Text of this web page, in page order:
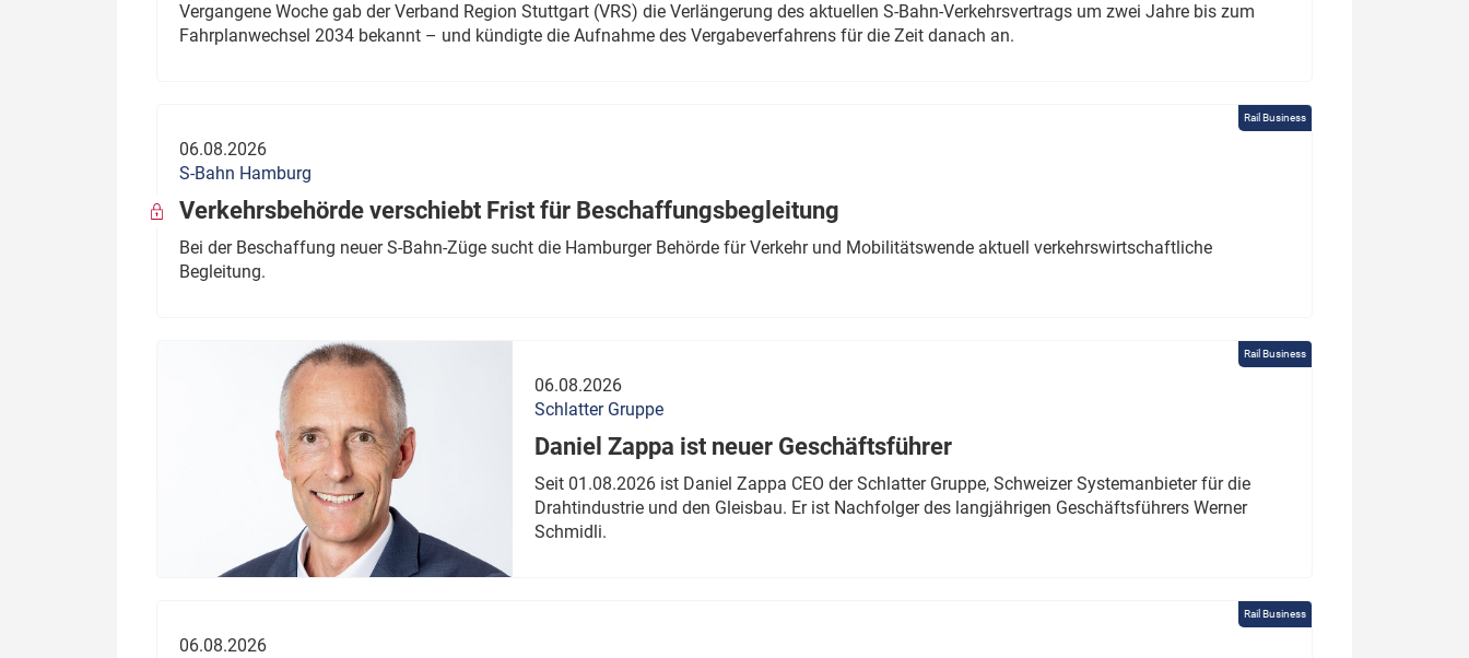
Vergangene Woche gab der Verband Region Stuttgart (VRS) die Verlängerung des aktuellen S-Bahn-Verkehrsvertrags um zwei Jahre bis zum
Fahrplanwechsel 2034 bekannt – und kündigte die Aufnahme des Vergabeverfahrens für die Zeit danach an.
Rail Business
06.08.2026
S-Bahn Hamburg
Verkehrsbehörde verschiebt Frist für Beschaffungsbegleitung
Bei der Beschaffung neuer S-Bahn-Züge sucht die Hamburger Behörde für Verkehr und Mobilitätswende aktuell verkehrswirtschaftliche
Begleitung.
Rail Business
06.08.2026
Schlatter Gruppe
Daniel Zappa ist neuer Geschäftsführer
Seit 01.08.2026 ist Daniel Zappa CEO der Schlatter Gruppe, Schweizer Systemanbieter für die
Drahtindustrie und den Gleisbau. Er ist Nachfolger des langjährigen Geschäftsführers Werner
Schmidli.
Rail Business
06.08.2026